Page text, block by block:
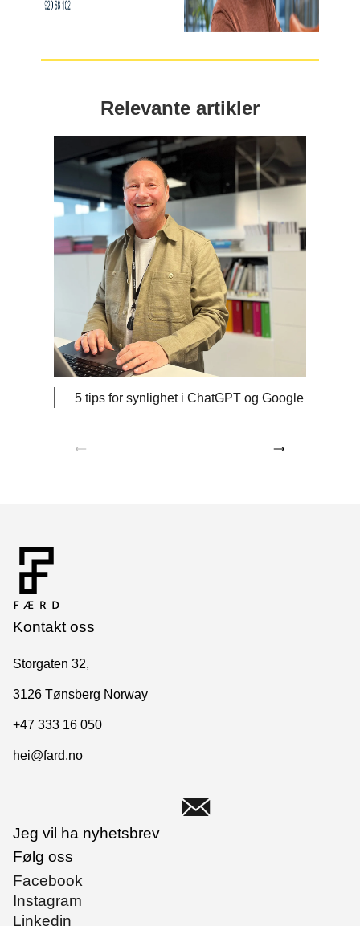
Relevante artikler
5 tips for synlighet i ChatGPT og Google
Kontakt oss
Storgaten 32,
3126 Tønsberg Norway
+47 333 16 050
hei@fard.no
Jeg vil ha nyhetsbrev
Følg oss
Facebook
Instagram
Linkedin